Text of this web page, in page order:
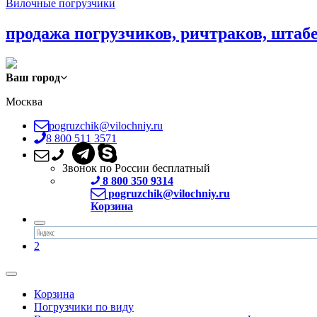
Вилочные погрузчики
продажа погрузчиков, ричтраков,
Ваш город
Москва
pogruzchik@vilochniy.ru
8 800 511 3571
Звонок по России бесплатный
8 800 350 9314
pogruzchik@vilochniy.ru
Корзина
2
Корзина
Погрузчики по виду